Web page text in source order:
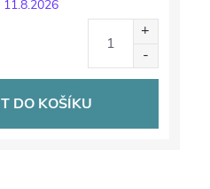
11.8.2026
DO KOŠÍKU